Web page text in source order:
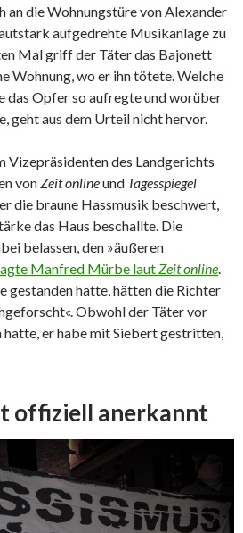
die Wohnungstüre von Alexander
aufgedrehte Musikanlage zu
Mal griff der Täter das Bajonett
Wohnung, wo er ihn tötete. Welche
das Opfer so aufregte und worüber
geht aus dem Urteil nicht hervor.
Vizepräsidenten des Landgerichts
vonZeit onlineund Tagesspiegel
die braune Hassmusik beschwert,
das Haus beschallte. Die
belassen, den »äußeren
Manfred Mürbe lautZeit online.
gestanden hatte, hätten die Richter
Obwohl der Täter vor
hatte, er habe mit Siebert gestritten,
offiziell anerkannt